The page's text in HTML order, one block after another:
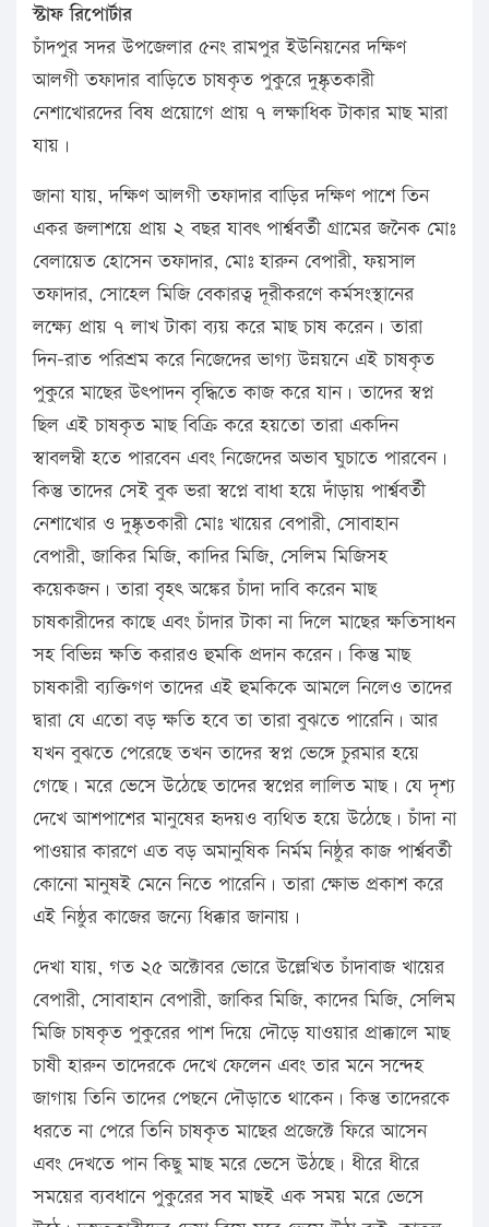
স্টাফ রিপোর্টার
চাঁদপুর সদর উপজেলার ৫নং রামপুর ইউনিয়নের দক্ষিণ
আলগী তফাদার বাড়িতে চাষকৃত পুকুরে দুষ্কৃতকারী
নেশাখোরদের বিষ প্রয়োগে প্রায় ৭ লক্ষাধিক টাকার মাছ মারা
যায়।
জানা যায়, দক্ষিণ আলগী তফাদার বাড়ির দক্ষিণ পাশে তিন
একর জলাশয়ে প্রায় ২ বছর যাবৎ পার্শ্ববর্তী গ্রামের জনৈক মোঃ
বেলায়েত হোসেন তফাদার, মোঃ হারুন বেপারী, ফয়সাল
তফাদার, সোহেল মিজি বেকারত্ব দূরীকরণে কর্মসংস্থানের
লক্ষ্যে প্রায় ৭ লাখ টাকা ব্যয় করে মাছ চাষ করেন। তারা
দিন-রাত পরিশ্রম করে নিজেদের ভাগ্য উন্নয়নে এই চাষকৃত
পুকুরে মাছের উৎপাদন বৃদ্ধিতে কাজ করে যান। তাদের স্বপ্ন
ছিল এই চাষকৃত মাছ বিক্রি করে হয়তো তারা একদিন
স্বাবলম্বী হতে পারবেন এবং নিজেদের অভাব ঘুচাতে পারবেন।
কিন্তু তাদের সেই বুক ভরা স্বপ্নে বাধা হয়ে দাঁড়ায় পার্শ্ববর্তী
নেশাখোর ও দুষ্কৃতকারী মোঃ খায়ের বেপারী, সোবাহান
বেপারী, জাকির মিজি, কাদির মিজি, সেলিম মিজিসহ
কয়েকজন। তারা বৃহৎ অঙ্কের চাঁদা দাবি করেন মাছ
চাষকারীদের কাছে এবং চাঁদার টাকা না দিলে মাছের ক্ষতিসাধন
সহ বিভিন্ন ক্ষতি করারও হুমকি প্রদান করেন। কিন্তু মাছ
চাষকারী ব্যক্তিগণ তাদের এই হুমকিকে আমলে নিলেও তাদের
দ্বারা যে এতো বড় ক্ষতি হবে তা তারা বুঝতে পারেনি। আর
যখন বুঝতে পেরেছে তখন তাদের স্বপ্ন ভেঙ্গে চুরমার হয়ে
গেছে। মরে ভেসে উঠেছে তাদের স্বপ্নের লালিত মাছ। যে দৃশ্য
দেখে আশপাশের মানুষের হৃদয়ও ব্যথিত হয়ে উঠেছে। চাঁদা না
পাওয়ার কারণে এত বড় অমানুষিক নির্মম নিষ্ঠুর কাজ পার্শ্ববর্তী
কোনো মানুষই মেনে নিতে পারেনি। তারা ক্ষোভ প্রকাশ করে
এই নিষ্ঠুর কাজের জন্যে ধিক্কার জানায়।
দেখা যায়, গত ২৫ অক্টোবর ভোরে উল্লেখিত চাঁদাবাজ খায়ের
বেপারী, সোবাহান বেপারী, জাকির মিজি, কাদের মিজি, সেলিম
মিজি চাষকৃত পুকুরের পাশ দিয়ে দৌড়ে যাওয়ার প্রাক্কালে মাছ
চাষী হারুন তাদেরকে দেখে ফেলেন এবং তার মনে সন্দেহ
জাগায় তিনি তাদের পেছনে দৌড়াতে থাকেন। কিন্তু তাদেরকে
ধরতে না পেরে তিনি চাষকৃত মাছের প্রজেক্টে ফিরে আসেন
এবং দেখতে পান কিছু মাছ মরে ভেসে উঠছে। ধীরে ধীরে
সময়ের ব্যবধানে পুকুরের সব মাছই এক সময় মরে ভেসে